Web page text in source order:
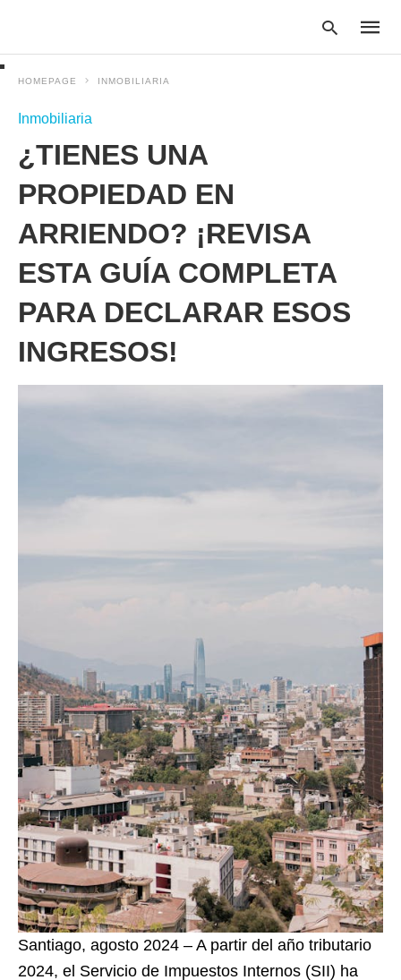
HOMEPAGE INMOBILIARIA
Inmobiliaria
¿TIENES UNA
PROPIEDAD EN
ARRIENDO? ¡REVISA
ESTA GUÍA COMPLETA
PARA DECLARAR ESOS
INGRESOS!
Santiago, agosto 2024 – A partir del año tributario
2024, el Servicio de Impuestos Internos (SII) ha